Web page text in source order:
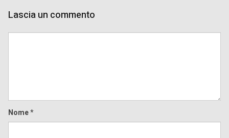
Lascia un commento
Nome*